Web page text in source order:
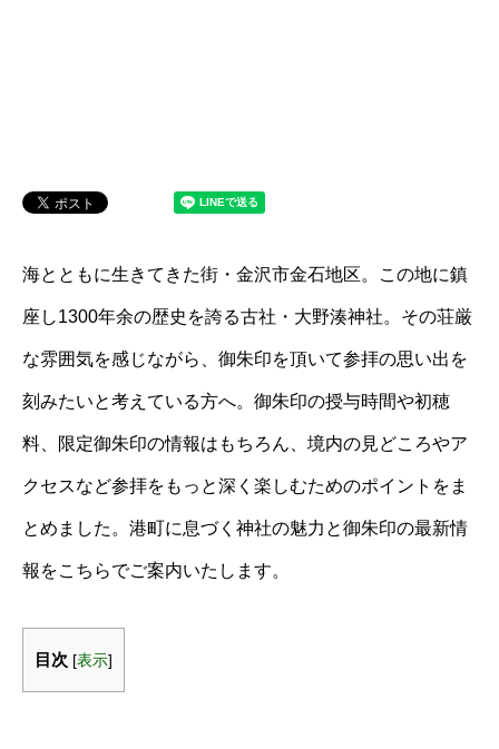
海とともに生きてきた街・金沢市金石地区。この地に鎮
座し1300年余の歴史を誇る古社・大野湊神社。その荘厳
な雰囲気を感じながら、御朱印を頂いて参拝の思い出を
刻みたいと考えている方へ。御朱印の授与時間や初穂
料、限定御朱印の情報はもちろん、境内の見どころやア
クセスなど参拝をもっと深く楽しむためのポイントをま
とめました。港町に息づく神社の魅力と御朱印の最新情
報をこちらでご案内いたします。
目次 [表示]